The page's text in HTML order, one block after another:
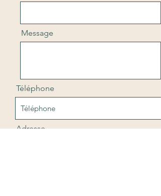
Message
Téléphone
Adresse